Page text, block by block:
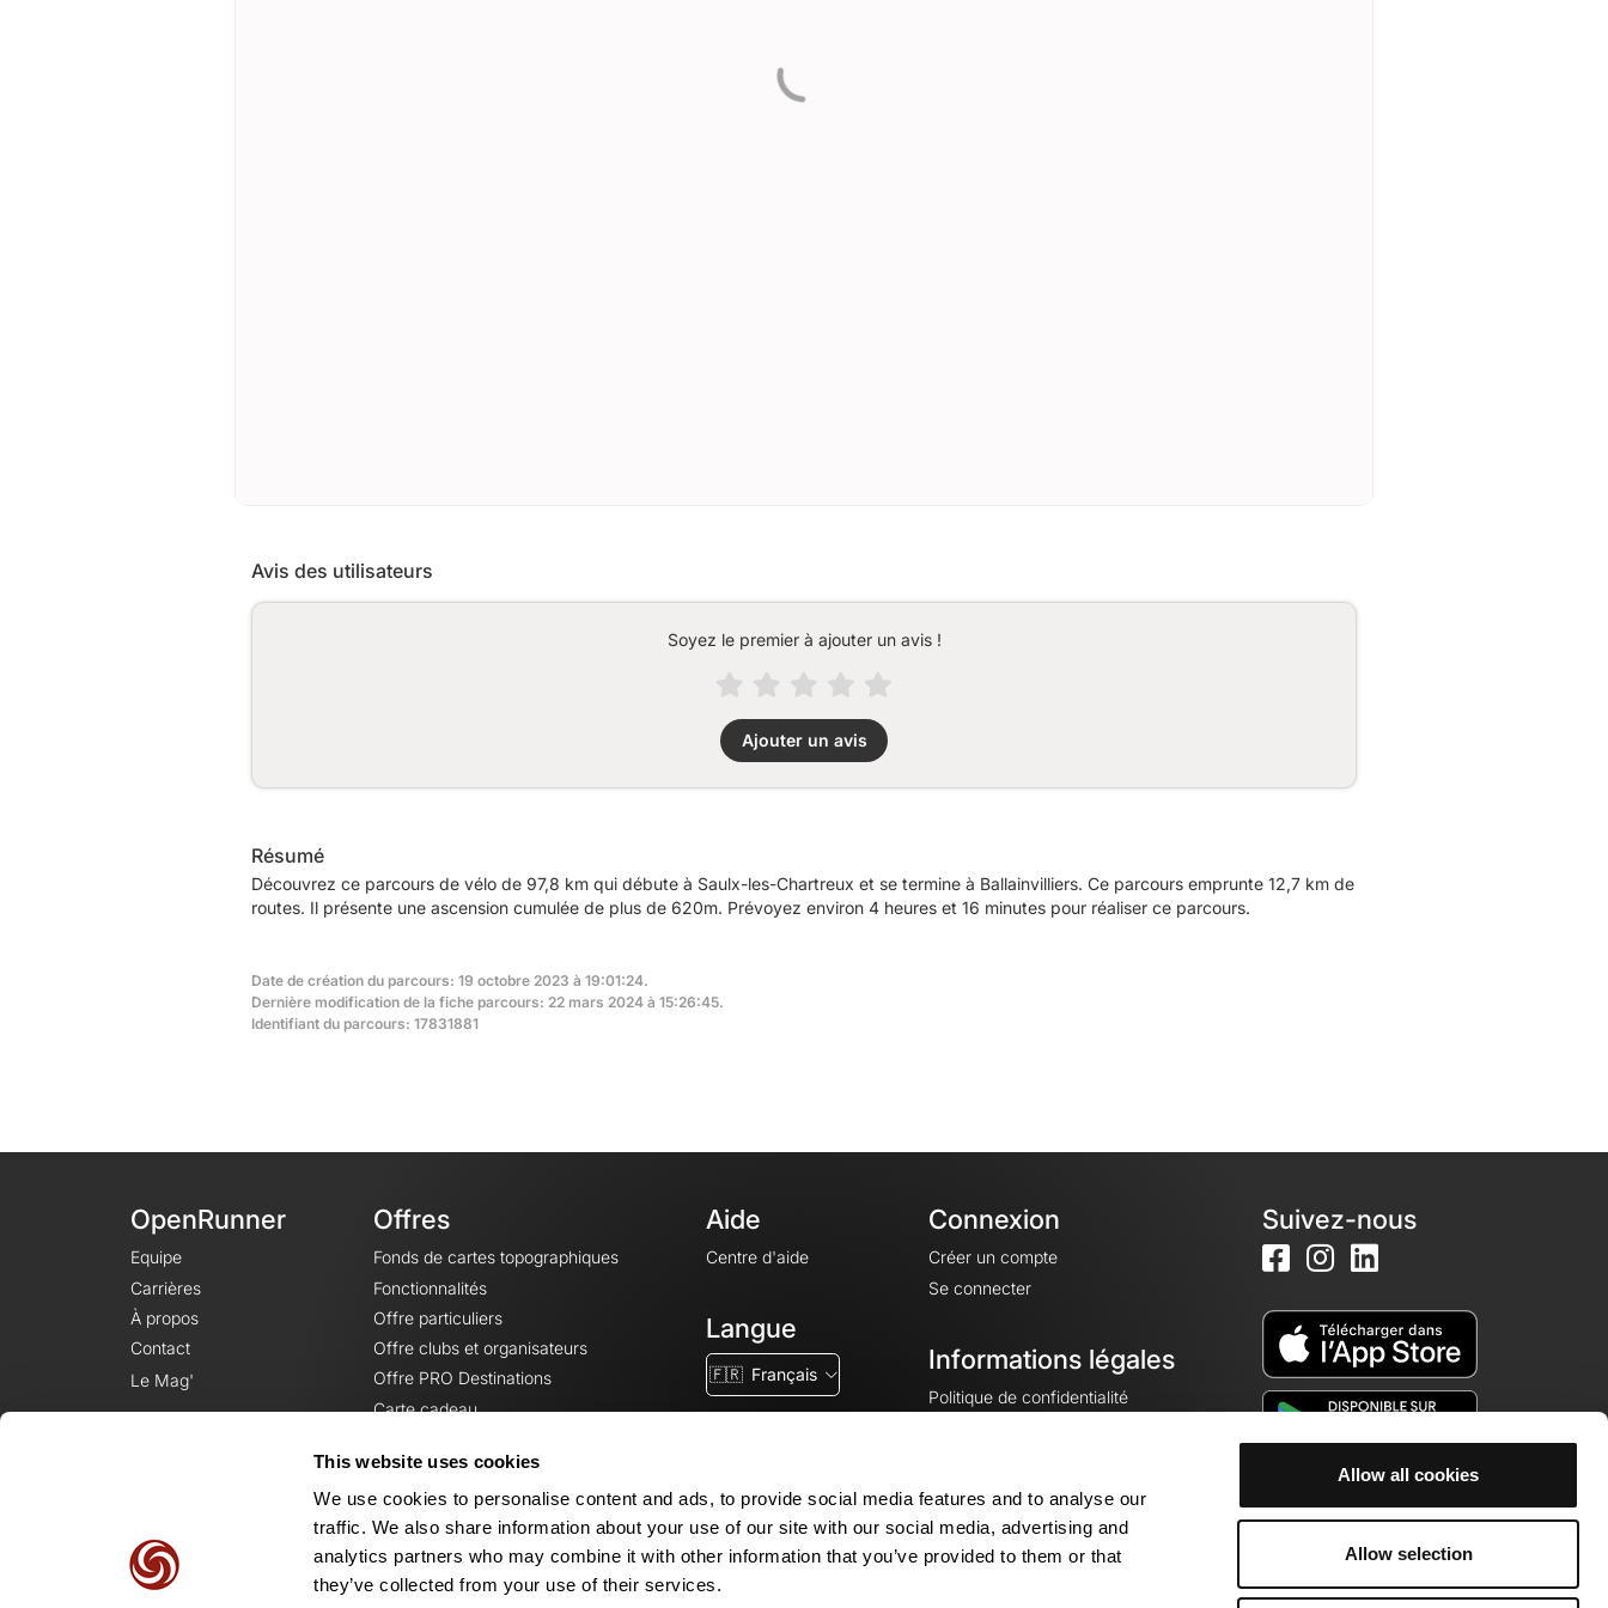
This website uses cookies
We use cookies to personalise content and ads, to provide social media features and to analyse our
traffic. We also share information about your use of our site with our social media, advertising and
analytics partners who may combine it with other information that you’ve provided to them or that
they’ve collected from your use of their services.
Allow all cookies
Allow selection
Avis des utilisateurs
Soyez le premier à ajouter un avis !
Ajouter un avis
Résumé
Découvrez ce parcours de vélo de 97,8 km qui débute à Saulx-les-Chartreux et se termine à Ballainvilliers. Ce parcours emprunte 12,7 km de
routes. Il présente une ascension cumulée de plus de 620m. Prévoyez environ 4 heures et 16 minutes pour réaliser ce parcours.
Date de création du parcours: 19 octobre 2023 à 19:01:24.
Dernière modification de la fiche parcours: 22 mars 2024 à 15:26:45.
Identifiant du parcours: 17831881
OpenRunner
Equipe
Carrières
À propos
Contact
Le Mag'
Offres
Fonds de cartes topographiques
Fonctionnalités
Offre particuliers
Offre clubs et organisateurs
Offre PRO Destinations
Carte cadeau
Aide
Centre d'aide
Langue
🇫🇷 Français
Connexion
Créer un compte
Se connecter
Informations légales
Politique de confidentialité
Mentions légales
Paramètres des cookies
Suivez-nous